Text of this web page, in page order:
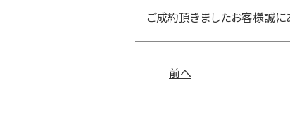
ご成約頂きましたお客様誠
前へ